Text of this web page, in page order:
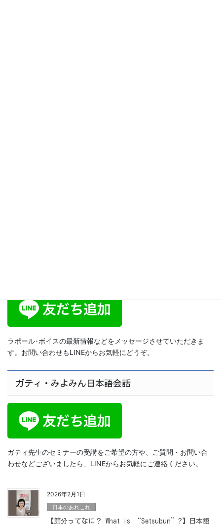
ラポール･ボイスの最新情報などをメッセージさせていただきま
す。お問い合わせもLINEからお気軽にどうぞ。
ガティ・みよみん日本語会話
ガティ先生のセミナーの受講をご希望の方や、ご質問・お問い合
わせなどございましたら、LINEからお気軽にご連絡ください。
2026年2月1日
日本のあれこれ
【節分ってなに？ What is “Setsubun”?】日本語